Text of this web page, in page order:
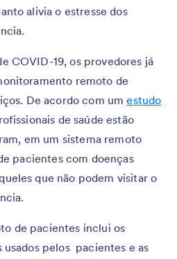
alivia o estresse dos
COVID-19, os provedores já
remoto de
De acordo com umestudo
de saúde estão
em um sistema remoto
pacientes com doenças
que não podem visitar o
de pacientes inclui os
pelos pacientes e as